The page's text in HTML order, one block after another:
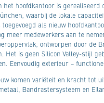
het hoofdkantoor is
waarbij de lokale
als nieuw
meer medewerkers aan te
ontworpen door
Het is geen Silicon Valley-stijl
Eenvoudig exterieur –
komen variëteit en kracht tot
Bandrastersysteem en